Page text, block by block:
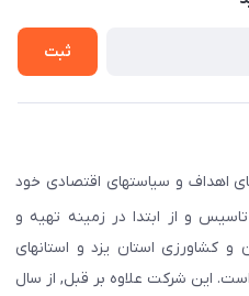
ثبت
اهداف و سیاستهای اقتصادی خود
امام یزد تاسیس و از ابتدا در زمینه تهیه و
کشاورزی استان یزد و استانهای
این شرکت علاوه بر قبل, از سال